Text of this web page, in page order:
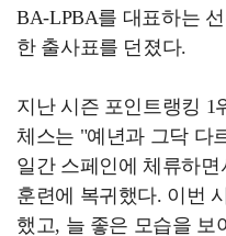
BA-LPBA를 대표하는
한 출사표를 던졌다.
지난 시즌 포인트랭킹 1
체스는 "예년과 그닥 다
일간 스페인에 체류하
훈련에 복귀했다. 이번
했고, 늘 좋은 모습을 보